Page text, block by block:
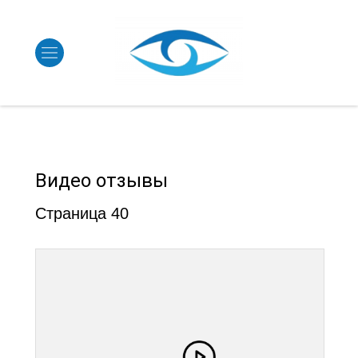
Видео отзывы
Страница 40